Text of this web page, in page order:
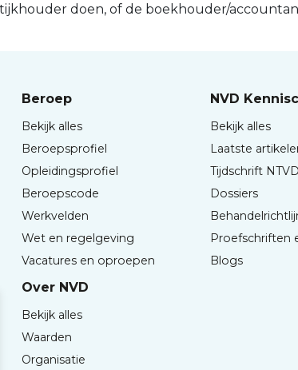
doen, of de boekhouder/
Beroep
Bekijk alles
Beroepsprofiel
Opleidingsprofiel
Beroepscode
Werkvelden
Wet en regelgeving
Vacatures en oproepen
NVD
Bekijk alles
Laatste
Tijdschrift NTVD
Dossiers
Proefschriften
Blogs
Over NVD
Bekijk alles
Waarden
Organisatie